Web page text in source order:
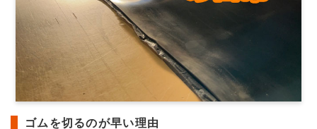
ゴムを切るのが早い理由